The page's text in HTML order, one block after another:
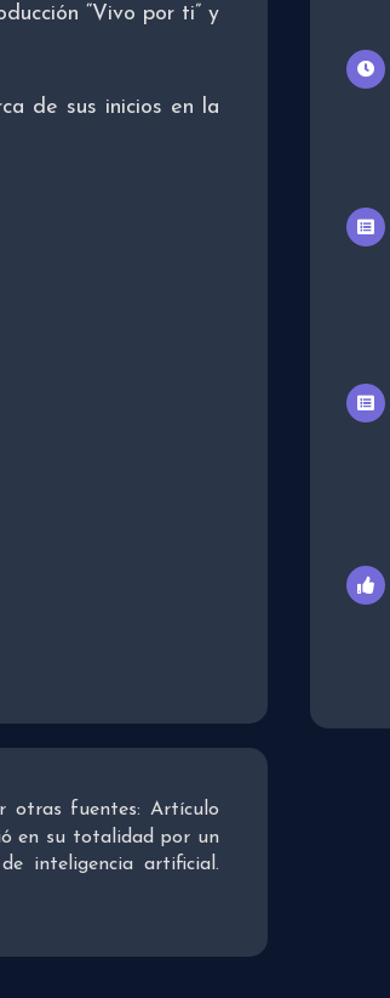
“Vivo por ti” y
de sus inicios en la
otras fuentes: Artículo
en su totalidad por un
inteligencia artificial.